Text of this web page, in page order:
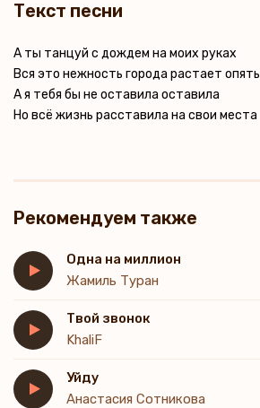
Текст песни
А ты танцуй с дождем на моих руках
Вся это нежность города растает опять
А я тебя бы не оставила оставила
Но всё жизнь расставила на свои места
Рекомендуем также
Одна на миллион
Жамиль Туран
Твой звонок
KhaliF
Уйду
Анастасия Сотникова